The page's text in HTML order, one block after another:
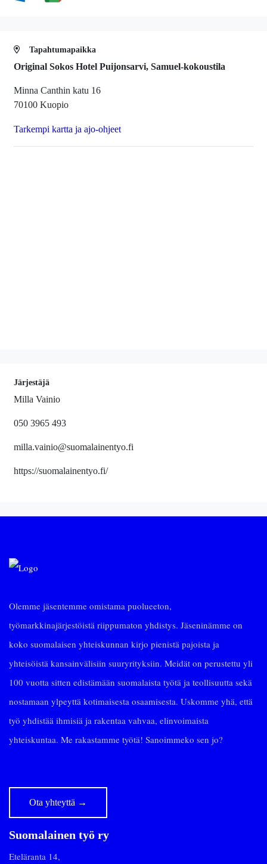
Tapahtumapaikka
Original Sokos Hotel Puijonsarvi, Samuel-kokoustila
Minna Canthin katu 16
70100 Kuopio
Tarkempi kartta ja ajo-ohjeet
Järjestäjä
Milla Vainio
050 3965 493
milla.vainio@suomalainentyo.fi
https://suomalainentyo.fi/
Olemme jäsentemme omistama puolueeton,
työmarkkinajärjestöistä riippumaton yhdistys. Jäseninämme on
koko suomalaisen yhteiskunnan kirjo pienistä pajoista ja
yhteisöistä kansainvälisiin suuryrityksiin. Meidät on perustettu yli
100 vuotta sitten edistämään suomalaista työtä ja teollisuutta sekä
nostamaan ylpeyttä kotimaisesta osaamisesta. Uskomme yhä, että
työ yhdistää ihmisiä ja rakentaa vahvaa, elinvoimaista
yhteiskuntaa. Me rakastamme työtä! Sanoimmeko sen jo?
Ota yhteyttä →
Suomalainen työ ry
Eteläranta 14,